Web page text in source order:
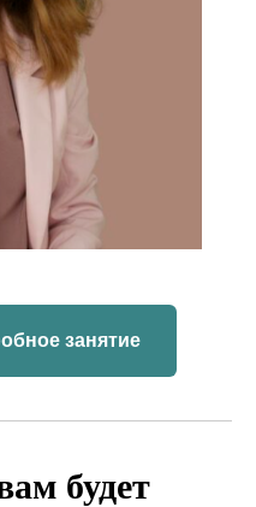
занятие
будет